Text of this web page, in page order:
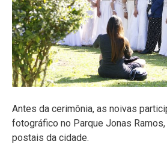
Antes da cerimônia, as noivas
fotográfico no Parque Jonas
postais da cidade.